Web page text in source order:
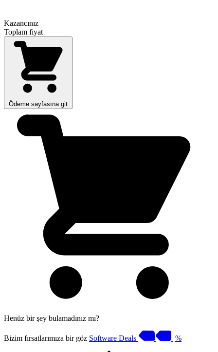
Kazancınız
Toplam fiyat
Ödeme sayfasına git
Henüz bir şey bulamadınız mı?
Bizim fırsatlarımıza bir göz Software Deals %